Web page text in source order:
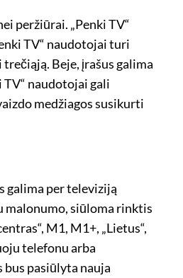
peržiūrai. „Penki TV“
TV“ naudotojai turi
Beje, įrašus galima
naudotojai gali
medžiagos susikurti
galima per televiziją
malonumo, siūloma rinktis
M1, M1+, „Lietus“,
telefonu arba
pasiūlyta nauja